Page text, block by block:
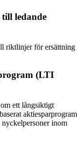
ledande
riktlinjer för ersättning
(LTI
ett långsiktigt
aktiesparprogram
inom